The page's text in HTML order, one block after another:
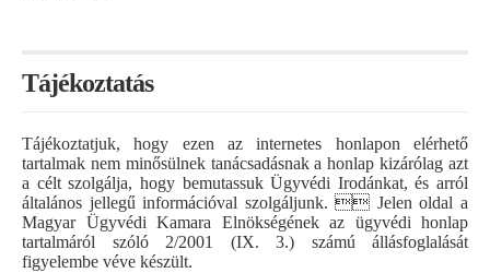
Tájékoztatás
Tájékoztatjuk, hogy ezen az internetes honlapon elérhető
tartalmak nem minősülnek tanácsadásnak a honlap kizárólag azt
a célt szolgálja, hogy bemutassuk Ügyvédi Irodánkat, és arról
általános jellegű információval szolgáljunk.  Jelen oldal a
Magyar Ügyvédi Kamara Elnökségének az ügyvédi honlap
tartalmáról szóló 2/2001 (IX. 3.) számú állásfoglalását
figyelembe véve készült.